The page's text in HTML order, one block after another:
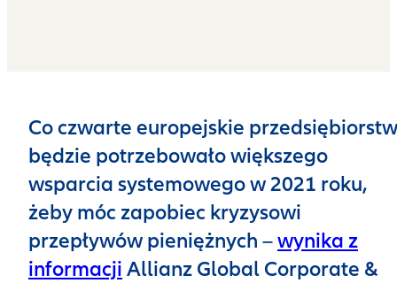
Co czwarte europejskie
będzie potrzebowało większego
wsparcia systemowego w 2021 roku,
żeby móc zapobiec kryzysowi
przepływów pieniężnych –wynika z
informacji Allianz Global Corporate &